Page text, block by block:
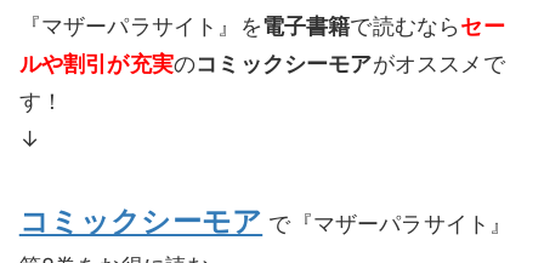
『マザーパラサイト』を電子書籍で読むならセー
ルや割引が充実のコミックシーモアがオススメで
す！
↓
コミックシーモア で『マザーパラサイト』